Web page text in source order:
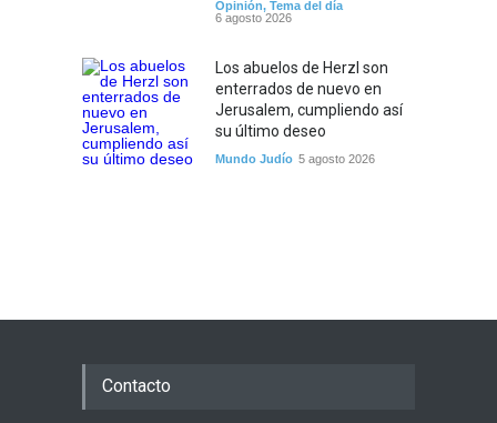
Opinión, Tema del día
6 agosto 2026
Los abuelos de Herzl son
enterrados de nuevo en
Jerusalem, cumpliendo así
su último deseo
Mundo Judío 5 agosto 2026
Contacto